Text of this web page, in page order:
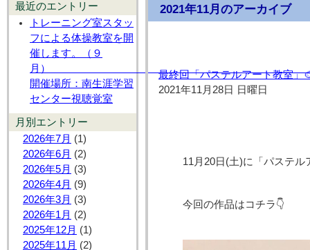
最近のエントリー
トレーニング室スタッ
フによる体操教室を開
催します。（９
月
開催場所：南生涯学習
センター視聴覚室
月別エントリー
2026年7月 (1)
2026年6月 (2)
2026年5月 (3)
2026年4月 (9)
2026年3月 (3)
2026年1月 (2)
2025年12月 (1)
2025年11月 (2)
2021年11月のアーカイブ
最終回「パステルアート教室」
2021年11月28日 日曜日
11月20日(土)に「パステル
今回の作品は